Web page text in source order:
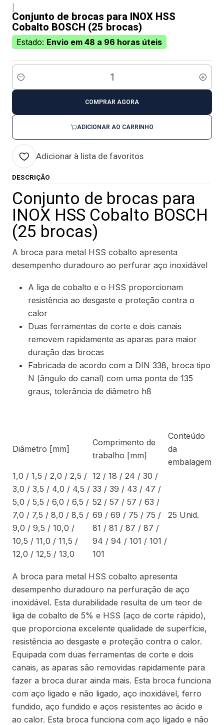
Conjunto de brocas para INOX HSS
Cobalto BOSCH (25 brocas)
Estado: Envio em 48 a 96 horas úteis
Quantidade
ADICIONAR AO CARRINHO
COMPRAR AGORA
Adicionar à lista de favoritos
DESCRIÇÃO
Conjunto de brocas para
INOX HSS Cobalto BOSCH
(25 brocas)
A broca para metal HSS cobalto apresenta
desempenho duradouro ao perfurar aço inoxidável
A liga de cobalto e o HSS proporcionam
resistência ao desgaste e proteção contra o
calor
Duas ferramentas de corte e dois canais
removem rapidamente as aparas para maior
duração das brocas
Fabricada de acordo com a DIN 338, broca tipo
N (ângulo do canal) com uma ponta de 135
graus, tolerância de diâmetro h8
Diâmetro [mm]
Comprimento de
trabalho [mm]
Conteúdo
da
embalagem
1,0 / 1,5 / 2,0 / 2,5 /
3,0 / 3,5 / 4,0 / 4,5 /
5,0 / 5,5 / 6,0 / 6,5 /
7,0 / 7,5 / 8,0 / 8,5 /
9,0 / 9,5 / 10,0 /
10,5 / 11,0 / 11,5 /
12,0 / 12,5 / 13,0
12 / 18 / 24 / 30 /
33 / 39 / 43 / 47 /
52 / 57 / 57 / 63 /
69 / 69 / 75 / 75 /
81 / 81 / 87 / 87 /
94 / 94 / 101 / 101 /
101
25 Unid.
A broca para metal HSS cobalto apresenta
desempenho duradouro na perfuração de aço
inoxidável. Esta durabilidade resulta de um teor de
liga de cobalto de 5% e HSS (aço de corte rápido),
que proporciona excelente qualidade de superfície,
resistência ao desgaste e proteção contra o calor.
Equipada com duas ferramentas de corte e dois
canais, as aparas são removidas rapidamente para
fazer a broca durar ainda mais. Esta broca funciona
com aço ligado e não ligado, aço inoxidável, ferro
fundido, aço fundido e aços resistentes ao ácido e
ao calor. Esta broca funciona com aço ligado e não